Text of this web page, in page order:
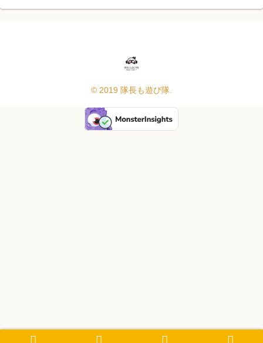
© 2019 隊長も遊び隊.